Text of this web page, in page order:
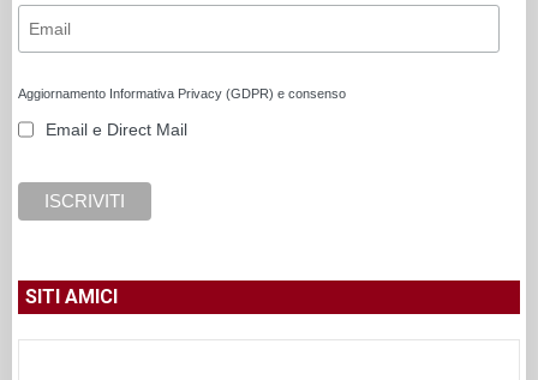
Aggiornamento Informativa Privacy (GDPR) e consenso
Email e Direct Mail
SITI AMICI